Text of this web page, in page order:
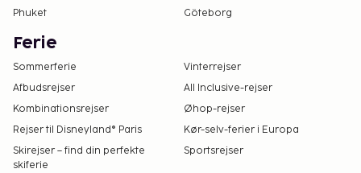
Phuket
Göteborg
Ferie
Sommerferie
Vinterrejser
Afbudsrejser
All Inclusive-rejser
Kombinationsrejser
Øhop-rejser
Rejser til Disneyland® Paris
Kør-selv-ferier i Europa
Skirejser – find din perfekte
skiferie
Sportsrejser